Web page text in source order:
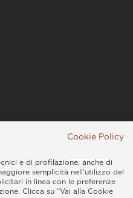
Cookie Policy
e di profilazione, anche di
semplicità nell'utilizzo del
in linea con le preferenze
Clicca su “Vai alla Cookie